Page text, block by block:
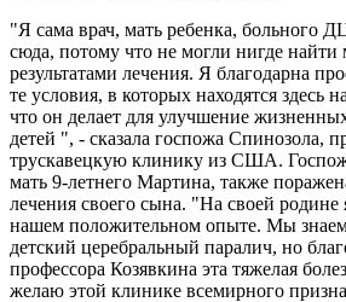
"Я сама врач, мать ребенка, больного
сюда, потому что не могли нигде найти
результатами лечения. Я благодарна
те условия, в которых находятся здесь
что он делает для улучшение
детей ", - сказала госпожа Спинозола,
трускавецкую клинику из США.
мать 9-летнего Мартина, также
лечения своего сына. "На своей родине
нашем положительном опыте. Мы
детский церебральный паралич, но
профессора Козявкина эта тяжелая
желаю этой клинике всемирного